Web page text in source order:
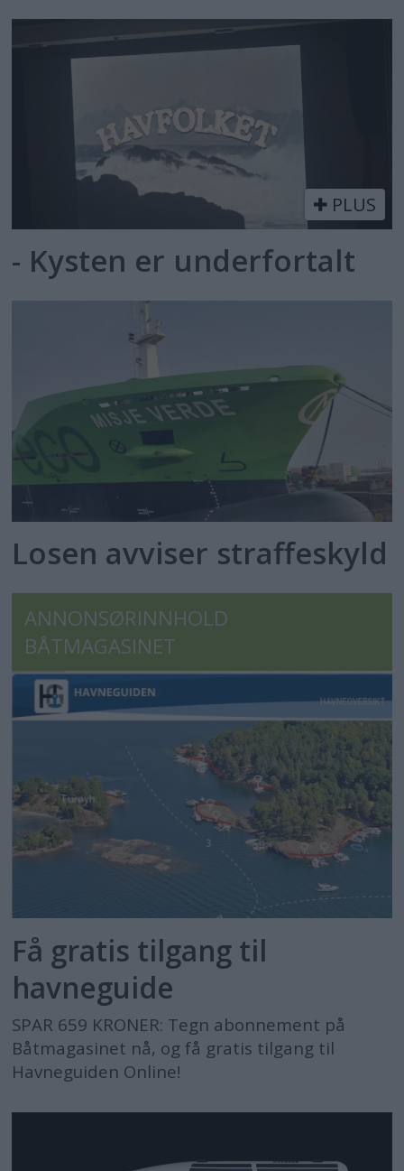
PLUS
- Kysten er underfortalt
Losen avviser straffeskyld
ANNONSØRINNHOLD
BÅTMAGASINET
Få gratis tilgang til
havneguide
SPAR 659 KRONER: Tegn abonnement på
Båtmagasinet nå, og få gratis tilgang til
Havneguiden Online!